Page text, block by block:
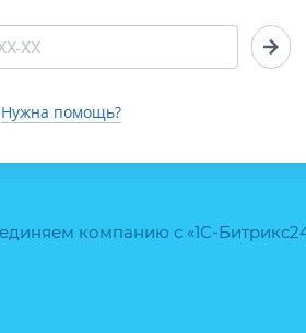
компанию с «1С-
Нужна помощь?